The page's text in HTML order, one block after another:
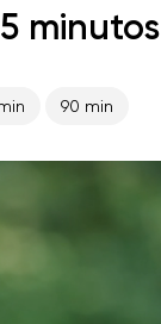
minutos
90 min